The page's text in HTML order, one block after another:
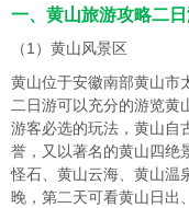
一、黄山旅游攻略二日
（1）黄山风景区
黄山位于安徽南部黄山市
二日游可以充分的游览黄
游客必选的玩法，黄山自
誉，又以著名的黄山四绝
怪石、黄山云海、黄山温
晚，第二天可看黄山日出